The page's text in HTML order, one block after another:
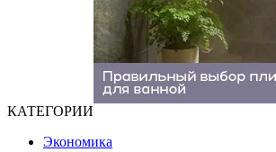
КАТЕГОРИИ
Экономика